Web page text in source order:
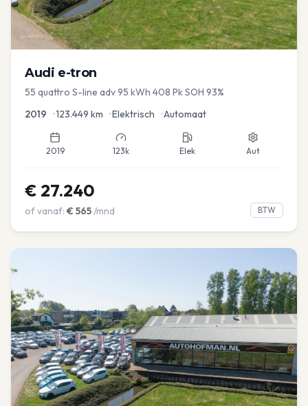
Audi e-tron
55 quattro S-line adv 95 kWh 408 Pk SOH 93%
2019 •123.449 km •Elektrisch •Automaat
2019 123k Elek Aut
€ 27.240
of vanaf: € 565/mnd BTW